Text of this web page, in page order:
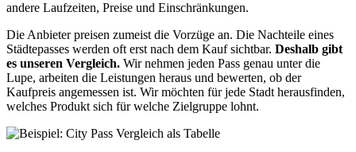
andere Laufzeiten, Preise und Einschränkungen.
Die Anbieter preisen zumeist die Vorzüge an. Die Nachteile eines
Städtepasses werden oft erst nach dem Kauf sichtbar. Deshalb gibt
es unseren Vergleich. Wir nehmen jeden Pass genau unter die
Lupe, arbeiten die Leistungen heraus und bewerten, ob der
Kaufpreis angemessen ist. Wir möchten für jede Stadt herausfinden,
welches Produkt sich für welche Zielgruppe lohnt.